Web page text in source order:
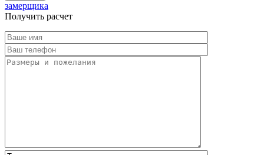
замерщика
Получить расчет